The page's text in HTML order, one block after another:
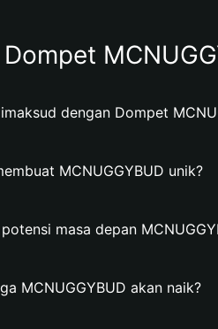
dengan Dompet
MCNUGGYBUD unik?
masa depan
MCNUGGYBUD akan naik?